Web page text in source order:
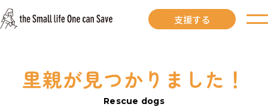
お知らせ
支援する
里親が見つかりました！
Rescue dogs